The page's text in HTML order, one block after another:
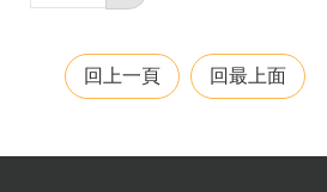
回上一頁 回最上面